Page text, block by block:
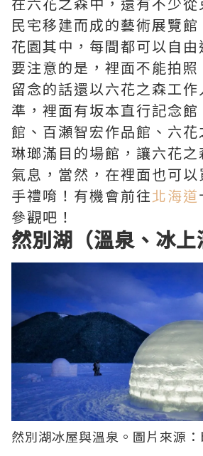
民宅移建而成的藝術展覽
花園其中，每間都可以自
要注意的是，裡面不能拍照
留念的話還以六花之森工
準，裡面有坂本直行記念
館、百瀬智宏作品館、六
琳瑯滿目的場館，讓六花
氣息，當然，在裡面也可
手禮唷！有機會前往北海道
參觀吧！
然別湖（溫泉、冰上
然別湖冰屋與溫泉。圖片來源：